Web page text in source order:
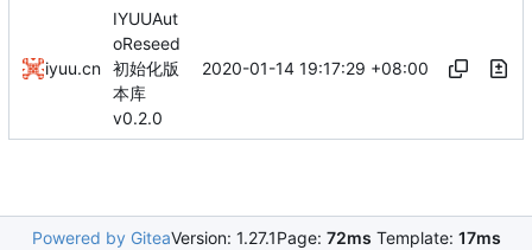
iyuu.cn
IYUUAut
oReseed
初始化版
本库
v0.2.0
2020-01-14 19:17:29 +08:00
Powered by GiteaVersion: 1.27.1Page: 72ms Template: 17ms